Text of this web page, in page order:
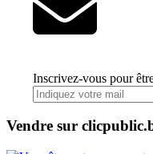
Inscrivez-vous pour
Vendre sur